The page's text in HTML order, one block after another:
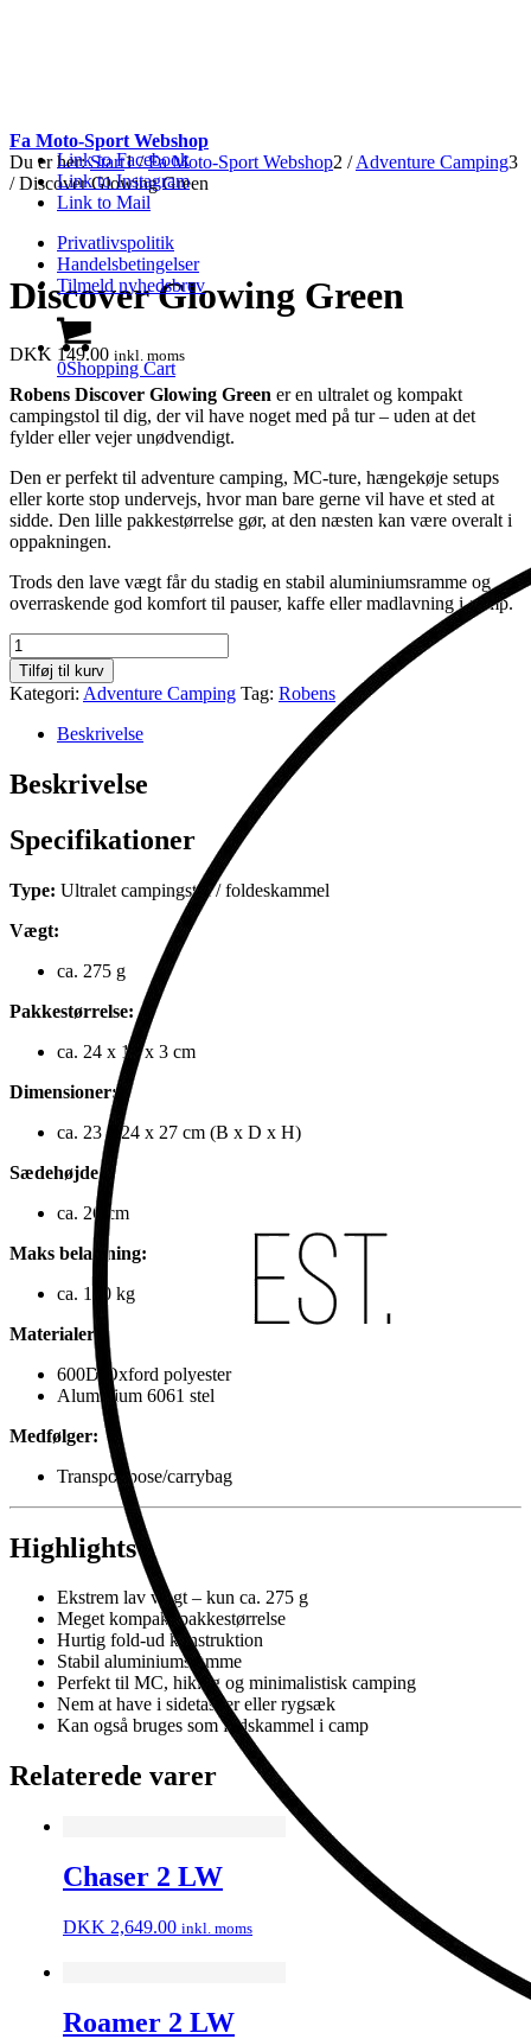
Link to Facebook
Link to Instagram
Link to Mail
Privatlivspolitik
Handelsbetingelser
Tilmeld nyhedsbrev
0Shopping Cart
Fa Moto-Sport Webshop
Du er her: Start1 / Fa Moto-Sport Webshop2 / Adventure Camping3
/ Discover Glowing Green
Discover Glowing Green
DKK 149.00 inkl. moms
Robens Discover Glowing Green er en ultralet og kompakt
campingstol til dig, der vil have noget med på tur – uden at det
fylder eller vejer unødvendigt.
Den er perfekt til adventure camping, MC-ture, hængekøje setups
eller korte stop undervejs, hvor man bare gerne vil have et sted at
sidde. Den lille pakkestørrelse gør, at den næsten kan være overalt i
oppakningen.
Trods den lave vægt får du stadig en stabil aluminiumsramme og
overraskende god komfort til pauser, kaffe eller madlavning i camp.
Discover
Glowing
Green
antal
Tilføj til kurv
Kategori: Adventure Camping Tag: Robens
Beskrivelse
Beskrivelse
Specifikationer
Type: Ultralet campingstol / foldeskammel
Vægt:
ca. 275 g
Pakkestørrelse:
ca. 24 x 13 x 3 cm
Dimensioner:
ca. 23 x 24 x 27 cm (B x D x H)
Sædehøjde:
ca. 26 cm
Maks belastning:
ca. 130 kg
Materialer:
600D Oxford polyester
Aluminium 6061 stel
Medfølger:
Transportpose/carrybag
Highlights
Ekstrem lav vægt – kun ca. 275 g
Meget kompakt pakkestørrelse
Hurtig fold-ud konstruktion
Stabil aluminiumsramme
Perfekt til MC, hiking og minimalistisk camping
Nem at have i sidetasker eller rygsæk
Kan også bruges som fodskammel i camp
Relaterede varer
Chaser 2 LW
DKK 2,649.00 inkl. moms
Roamer 2 LW